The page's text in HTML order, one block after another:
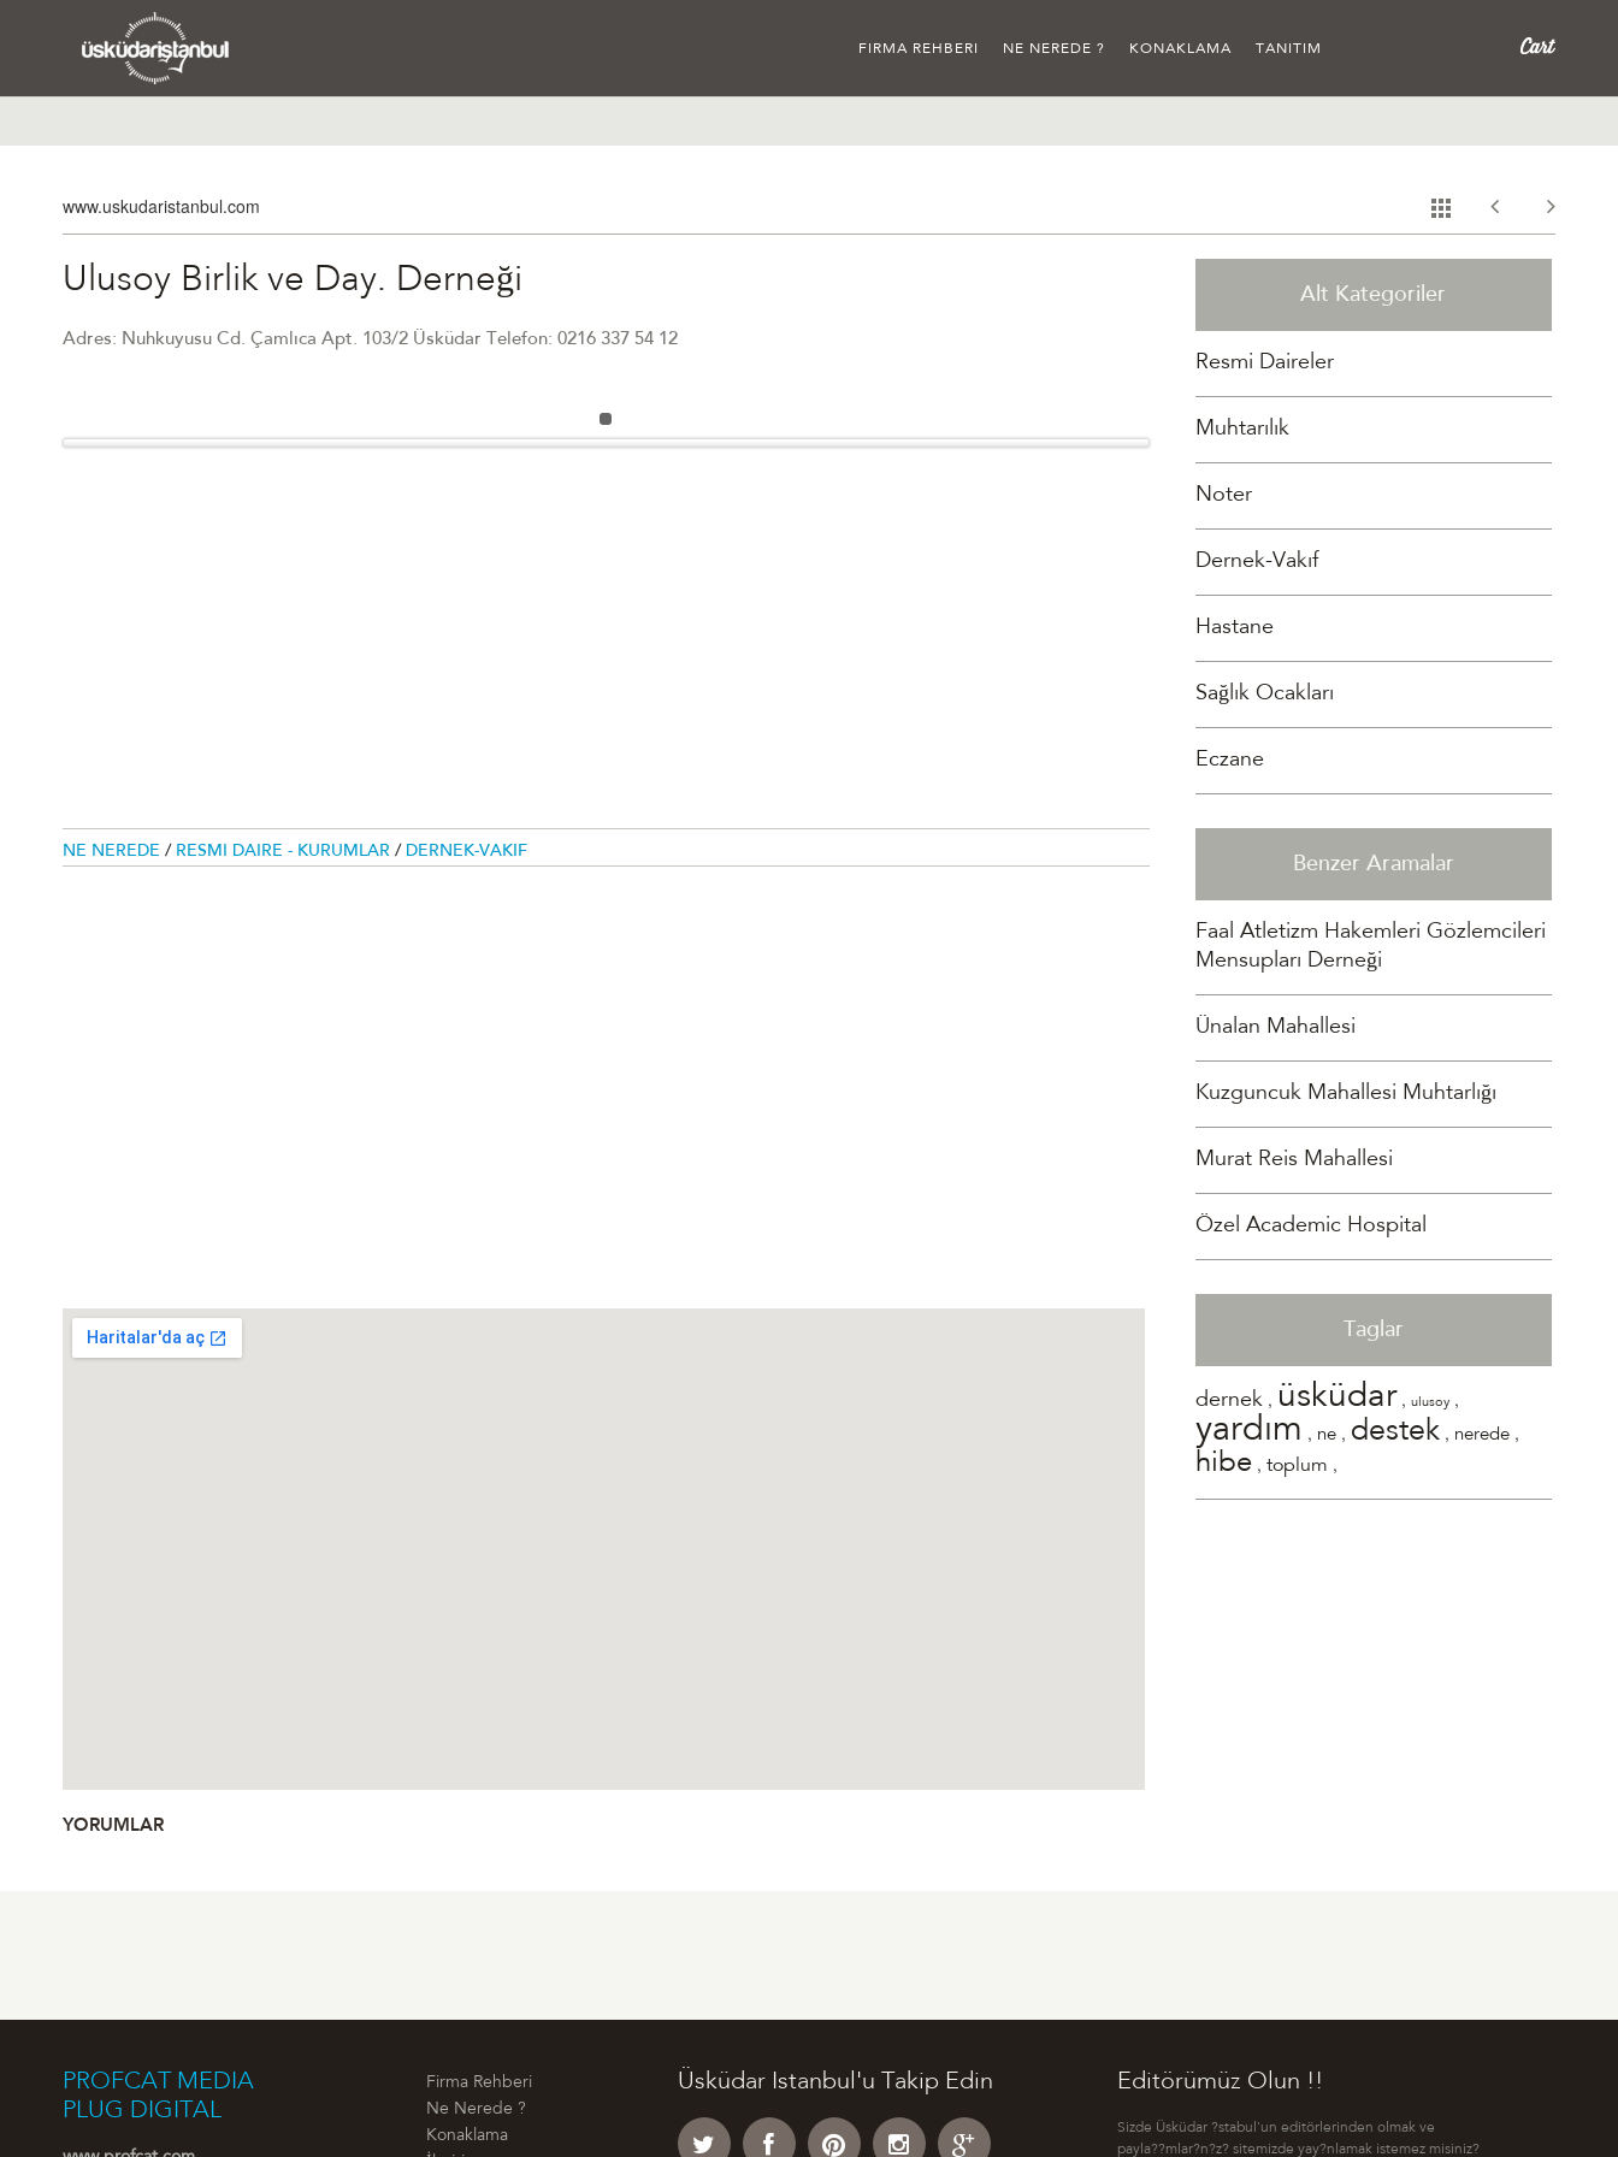
FIRMA REHBERI NE NEREDE ? KONAKLAMA TANITIM
www.uskudaristanbul.com
Ulusoy Birlik ve Day. Derneği
Adres: Nuhkuyusu Cd. Çamlıca Apt. 103/2 Üsküdar Telefon: 0216 337 54 12
NE NEREDE / RESMI DAIRE - KURUMLAR / DERNEK-VAKIF
YORUMLAR
Alt Kategoriler
Resmi Daireler
Muhtarılık
Noter
Dernek-Vakıf
Hastane
Sağlık Ocakları
Eczane
Benzer Aramalar
Faal Atletizm Hakemleri Gözlemcileri
Mensupları Derneği
Ünalan Mahallesi
Kuzguncuk Mahallesi Muhtarlığı
Murat Reis Mahallesi
Özel Academic Hospital
Taglar
dernek , üsküdar,ulusoy ,
yardım , ne , destek , nerede ,
hibe ,toplum ,
PROFCAT MEDIA
PLUG DIGITAL
Firma Rehberi
Ne Nerede ?
Konaklama
Üsküdar Istanbul'u Takip Edin Editörümüz Olun !!
Sizde Üsküdar ?stabul'un editörlerinden olmak ve
payla??mlar?n?z? sitemizde yay?nlamak istemez misiniz?